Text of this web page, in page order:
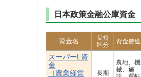
日本政策金融公庫資金
資金名
長短
区分
資金使途
スーパーL資
金
（農業経営
長期
農地、機
械、施